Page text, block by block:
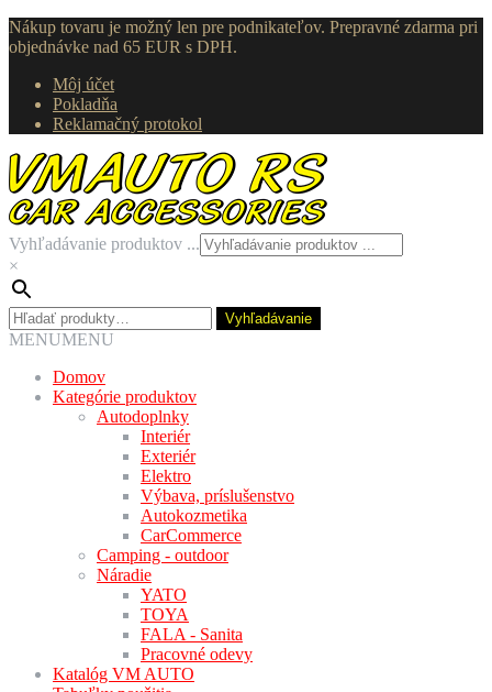
Nákup tovaru je možný len pre podnikateľov. Prepravné zdarma pri
objednávke nad 65 EUR s DPH.
Môj účet
Pokladňa
Reklamačný protokol
Preskočiť
na
navigáciu
Preskočiť
na
obsah
Vyhľadávanie produktov ...
×
Hľadať: Vyhľadávanie
MENUMENU
Domov
Kategórie produktov
Autodoplnky
Interiér
Exteriér
Elektro
Výbava, príslušenstvo
Autokozmetika
CarCommerce
Camping - outdoor
Náradie
YATO
TOYA
FALA - Sanita
Pracovné odevy
Katalóg VM AUTO